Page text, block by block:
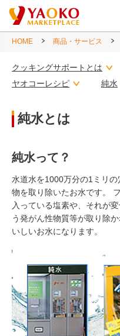
HOME 商品・サービス
クッキングサポートとは
ヤオコーレシピ
純水
純水とは
純水って？
水道水を1000万分の1ミリ
物を取り除いたお水です。
入っている塩素や、それが
う発がん性物質等が取り除
いしいお水になります。